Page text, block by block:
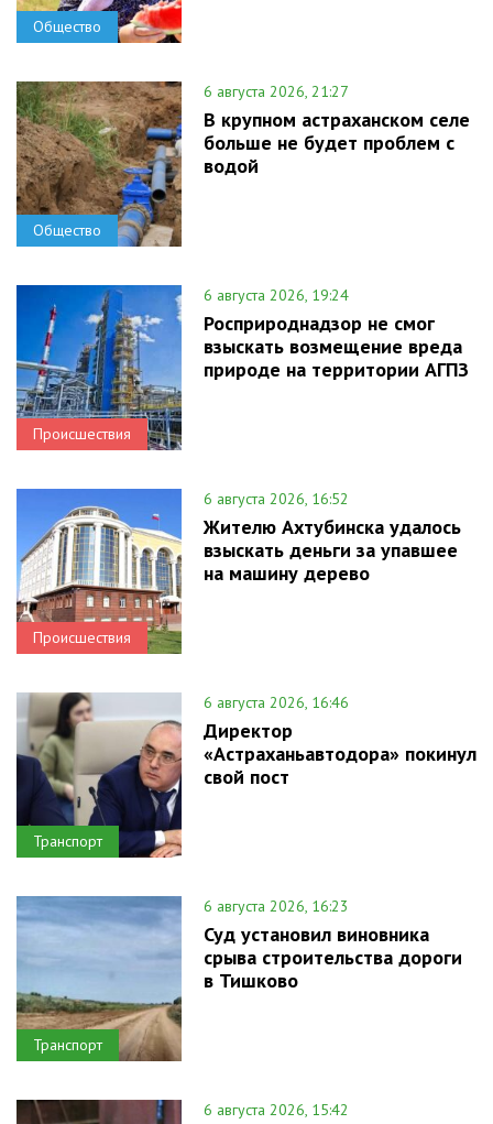
Общество
Общество
6 августа 2026, 21:27
В крупном астраханском селе
больше не будет проблем с
водой
Происшествия
6 августа 2026, 19:24
Росприроднадзор не смог
взыскать возмещение вреда
природе на территории АГПЗ
Происшествия
6 августа 2026, 16:52
Жителю Ахтубинска удалось
взыскать деньги за упавшее
на машину дерево
Транспорт
6 августа 2026, 16:46
Директор
«Астраханьавтодора» покинул
свой пост
Транспорт
6 августа 2026, 16:23
Суд установил виновника
срыва строительства дороги
в Тишково
6 августа 2026, 15:42